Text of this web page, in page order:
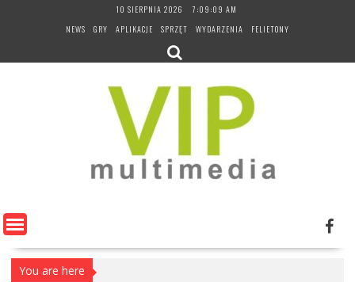
10 SIERPNIA 2026
7:09:10 AM
NEWS
GRY APLIKACJE SPRZĘT WYDARZENIA FELIETONY
You are here